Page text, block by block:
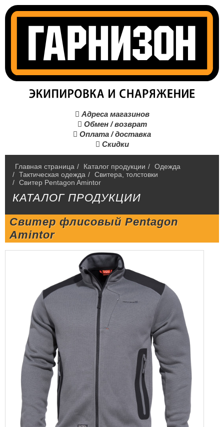
 Адреса магазинов
 Обмен / возврат
 Оплата / доставка
 Скидки
Главная страница / Каталог продукции / Одежда
/ Тактическая одежда / Свитера, толстовки
/ Свитер Pentagon Amintor
КАТАЛОГ ПРОДУКЦИИ
Свитер флисовый Pentagon
Amintor